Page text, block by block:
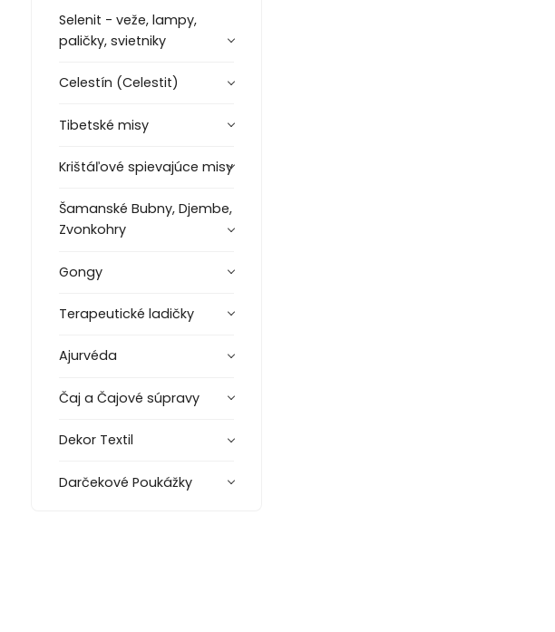
Selenit - veže, lampy,
paličky, svietniky
Celestín (Celestit)
Tibetské misy
Krištáľové spievajúce misy
Šamanské Bubny, Djembe,
Zvonkohry
Gongy
Terapeutické ladičky
Ajurvéda
Čaj a Čajové súpravy
Dekor Textil
Darčekové Poukážky